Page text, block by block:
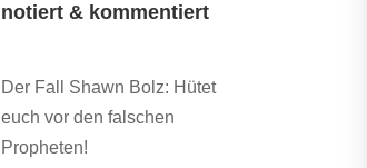
notiert & kommentiert
Der Fall Shawn Bolz: Hütet
euch vor den falschen
Propheten!